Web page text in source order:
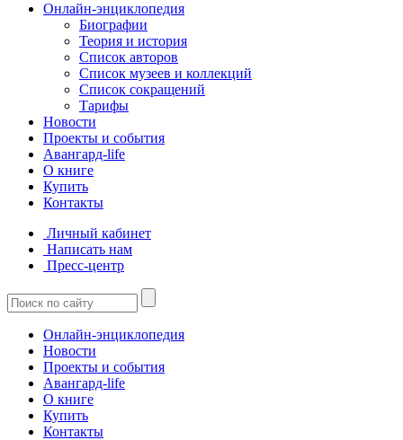
Онлайн-энциклопедия
Биографии
Теория и история
Список авторов
Список музеев и коллекций
Список сокращений
Тарифы
Новости
Проекты и события
Авангард-life
О книге
Купить
Контакты
Личный кабинет
Написать нам
Пресс-центр
Онлайн-энциклопедия
Новости
Проекты и события
Авангард-life
О книге
Купить
Контакты